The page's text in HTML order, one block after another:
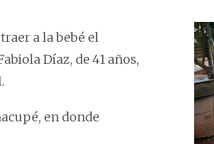
a la bebé el
Díaz, de 41 años,
en donde